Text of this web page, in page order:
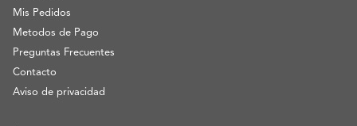
Mis Pedidos
Metodos de Pago
Preguntas Frecuentes
Contacto
Aviso de privacidad